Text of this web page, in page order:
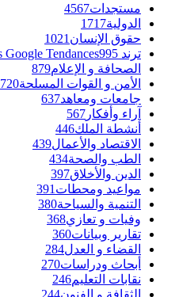
مستجدات4567
الدولية1717
حقوق الإنسان 1021
ترند Trends Google Tendances 995
الصحافة و الإعلام879
الأمن و القوات المسلحة720
جامعات ومعاهد637
آراء وأفكار 567
أنشطة الملك446
الاقتصاد والأعمال439
الطب والصحة434
الدين والأخلاق397
مواعيد ومحطات 391
التنمية والسياحة380
وفيات و تعازي368
تقارير وبيانات360
القضاء و العدل284
أبحاث ودراسات270
نقابات التعليم246
الثقافة و الفنون244